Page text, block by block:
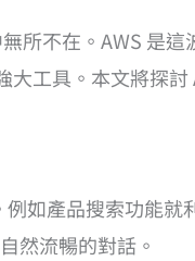
不在。AWS 是這
工具。本文將探
如產品搜索功能
然流暢的對話。